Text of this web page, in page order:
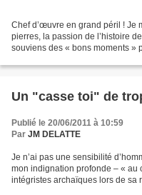
Chef d’œuvre en grand péril ! Je
pierres, la passion de l’histoire
souviens des « bons moments »
Un "casse toi" de
Publié le 20/06/2011 à 10:59
Par JM DELATTE
Je n’ai pas une sensibilité
mon indignation profonde – « au
intégristes archaïques lors de sa